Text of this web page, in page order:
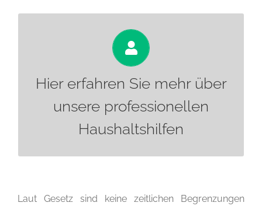
Hier erfahren Sie mehr über
unsere professionellen
Haushaltshilfen
Mehr erfahren
Laut Gesetz sind keine zeitlichen Begrenzungen